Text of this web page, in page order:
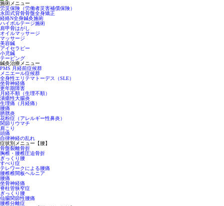
施術メニュー
労災保険（労働者災害補償保険）
永田式背骨骨盤全身矯正
経絡N全身鍼灸施術
ハイボルテージ施術
肩甲骨はがし
オイルマッサージ
マッサージ
美容鍼
アイセラピー
小児鍼
テーピング
鍼灸治療メニュー
PMS 月経前症候群
メニエール症候群
全身性エリテマトーデス（SLE）
坐骨神経痛
更年期障害
月経不順（生理不順）
潰瘍性大腸炎
生理痛（月経痛）
腰痛
膀胱炎
花粉症（アレルギー性鼻炎）
関節リウマチ
肩こり
頭痛
自律神経の乱れ
症状別メニュー【腰】
骨盤裂離骨折
胸椎・腰椎圧迫骨折
ぎっくり腰
すべり症
テレワークによる腰痛
腰椎椎間板ヘルニア
腰痛
坐骨神経痛
脊柱管狭窄症
ぎっくり腰
仙腸関節性腰痛
腰椎分離症